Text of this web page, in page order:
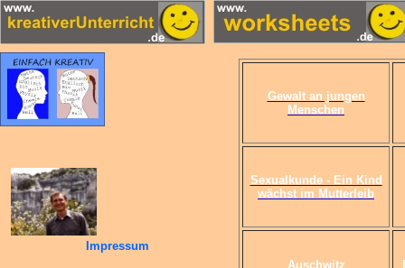
Impressum
Gewalt an jungen
Menschen
Sexualkunde - Ein Kind
wächst im Mutterleib
Auschwitz